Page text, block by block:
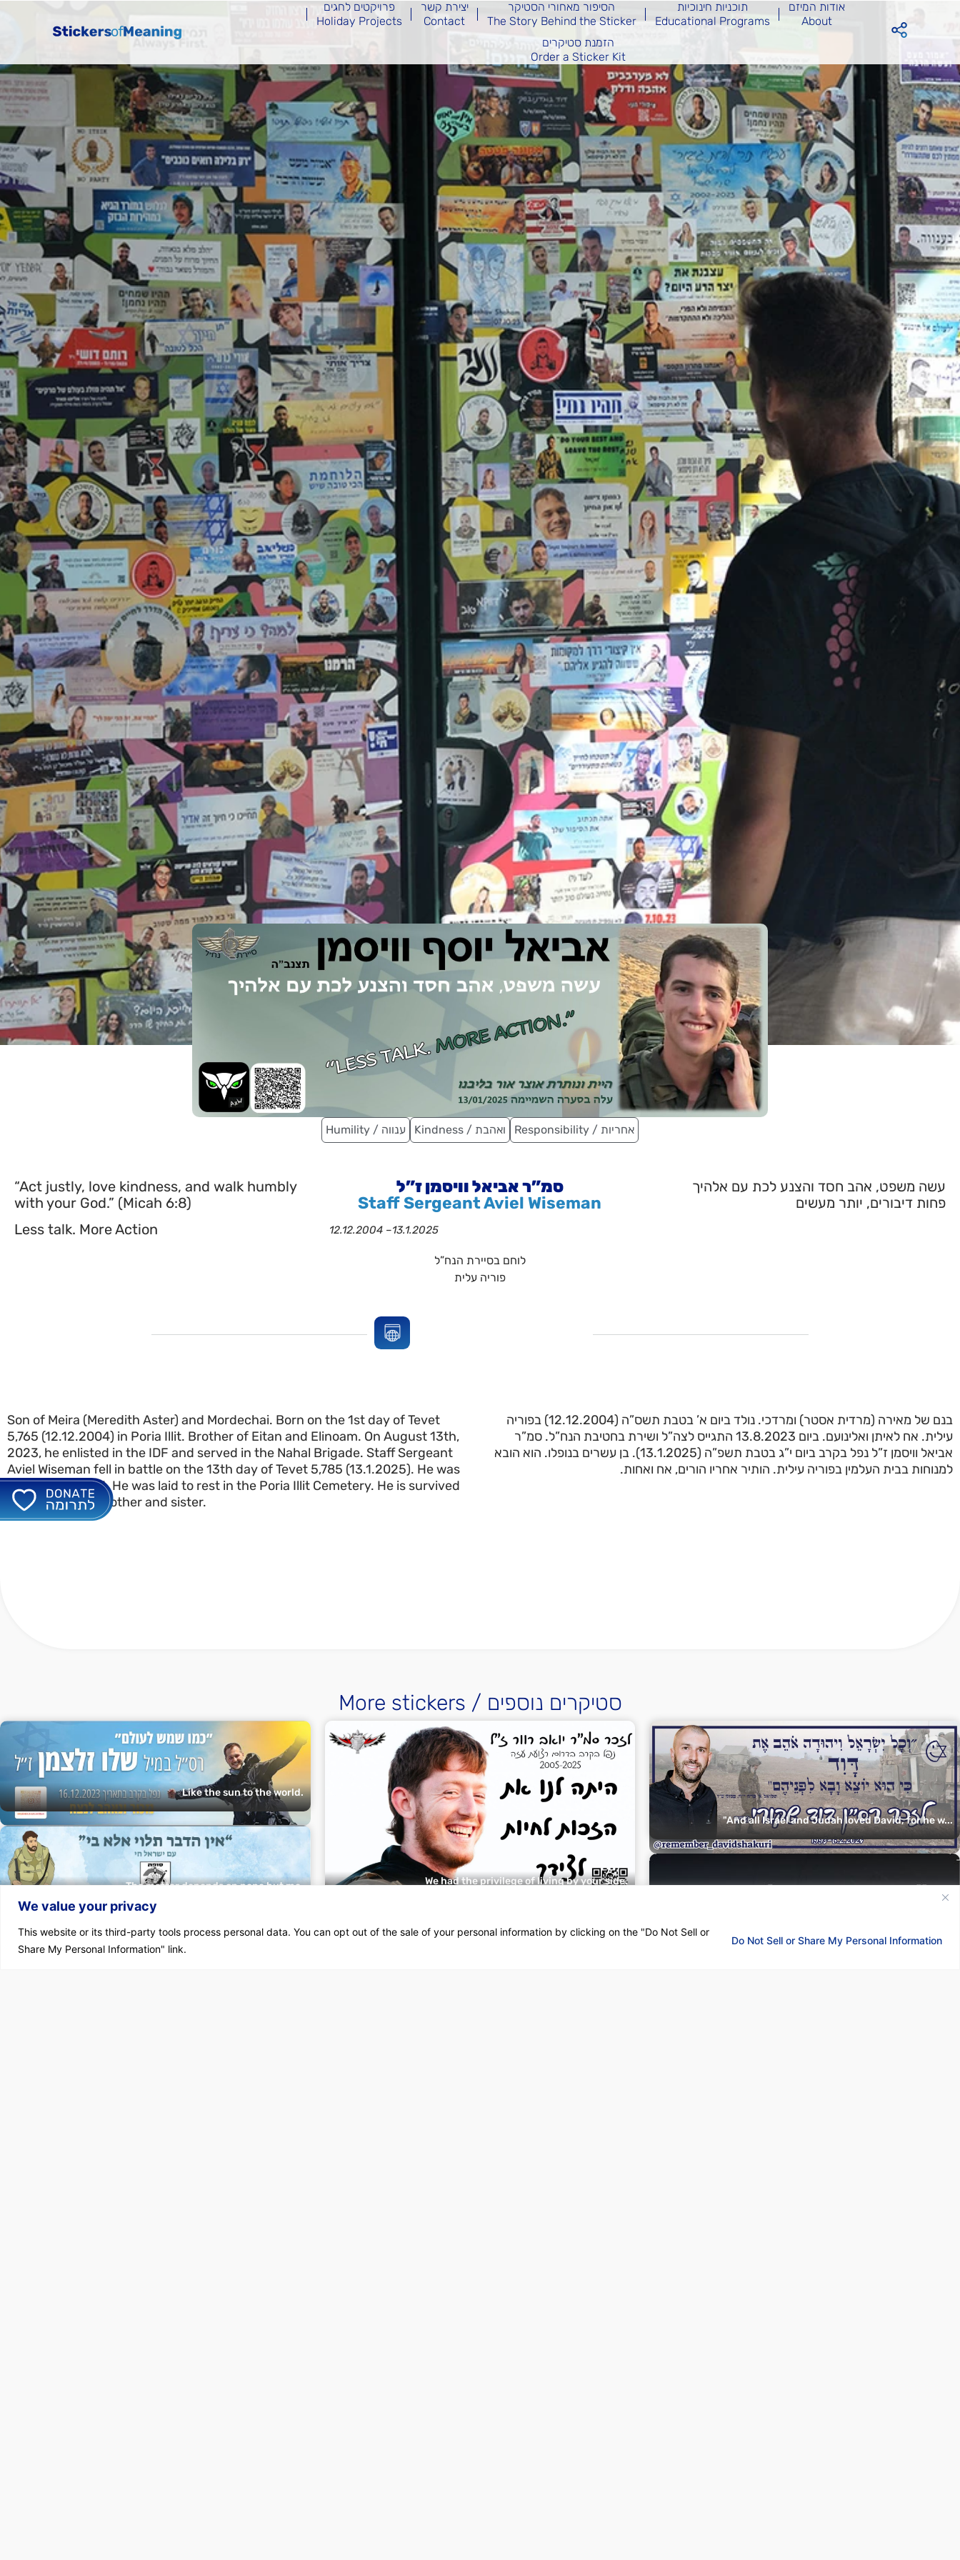
We value your privacy
This website or its third-party tools process personal data. You can opt out of the sale of your personal information by clicking on the "Do Not Sell or
Share My Personal Information" link.
Do Not Sell or Share My Personal Information
אודות המיזם
About
תוכניות חינוכיות
Educational Programs
הסיפור מאחורי הסטיקר
The Story Behind the Sticker
יצירת קשר
Contact
פרויקטים לחגים
Holiday Projects
הזמנת סטיקרים
Order a Sticker Kit
Humility / ענווה Kindness / ואהבת Responsibility / אחריות
“Act justly, love kindness, and walk humbly
with your God.” (Micah 6:8)
Less talk. More Action
סמ”ר אביאל וויסמן ז”ל
Staff Sergeant Aviel Wiseman
12.12.2004 –13.1.2025
לוחם בסיירת הנח”ל
פוריה עלית
עשה משפט, אהב חסד והצנע לכת עם אלהיך
פחות דיבורים, יותר מעשים
Son of Meira (Meredith Aster) and Mordechai. Born on the 1st day of Tevet
5,765 (12.12.2004) in Poria Illit. Brother of Eitan and Elinoam. On August 13th,
2023, he enlisted in the IDF and served in the Nahal Brigade. Staff Sergeant
Aviel Wiseman fell in battle on the 13th day of Tevet 5,785 (13.1.2025). He was
twenty years old. He was laid to rest in the Poria Illit Cemetery. He is survived
by his parents, brother and sister.
בנם של מאירה (מרדית אסטר) ומרדכי. נולד ביום א’ בטבת תשס”ה (12.12.2004) בפוריה
עילית. אח לאיתן ואלינועם. ביום 13.8.2023 התגייס לצה”ל ושירת בחטיבת הנח”ל. סמ”ר
אביאל וויסמן ז”ל נפל בקרב ביום י”ג בטבת תשפ”ה (13.1.2025). בן עשרים בנופלו. הוא הובא
למנוחות בבית העלמין בפוריה עילית. הותיר אחריו הורים, אח ואחות.
More stickers / סטיקרים נוספים
Like the sun to the world.
We had the privilege of living by your side.
"And all Israel and Judah loved David, for he w...
The matter depends on none but me.